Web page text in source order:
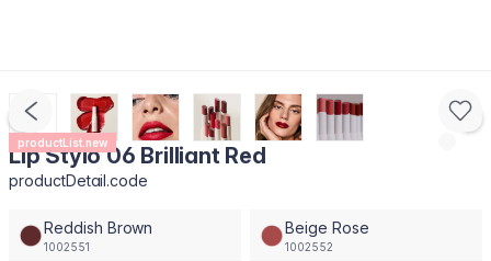
productList.new
Lip Stylo 06 Brilliant Red
productDetail.code
Reddish Brown
1002551
Beige Rose
1002552